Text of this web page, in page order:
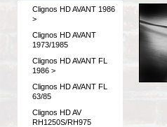
Clignos HD AVANT 1986
>
Clignos HD AVANT
1973/1985
Clignos HD AVANT FL
1986 >
Clignos HD AVANT FL
63/85
Clignos HD AV
RH1250S/RH975